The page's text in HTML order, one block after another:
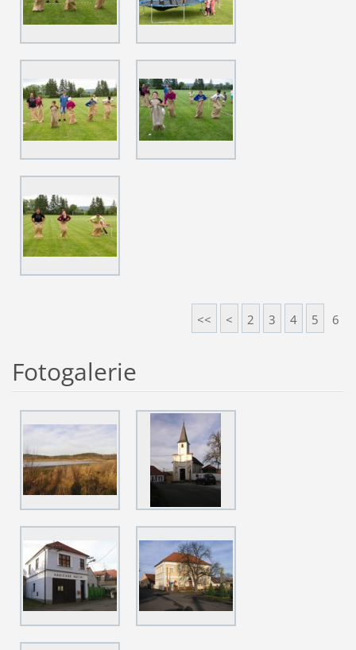
<< < 2 3 4 5 6
Fotogalerie